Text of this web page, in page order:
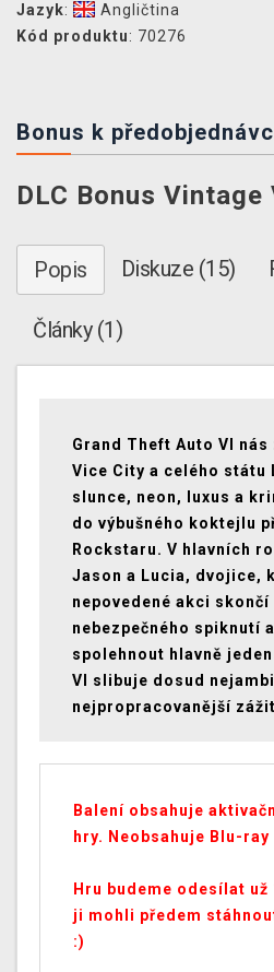
Jazyk:
Angličtina
Kód produktu: 70276
Bonus k
DLC Bonus
Popis Diskuze (15)
Články (1)
Grand Theft Auto VI
Vice City a celého státu
slunce, neon, luxus a
do výbušného koktejlu
Rockstaru. V hlavních
Jason a Lucia, dvojice,
nepovedené akci
nebezpečného spiknutí
spolehnout hlavně
VI slibuje dosud
nejpropracovanější
Balení obsahuje
hry. Neobsahuje Blu-
Hru budeme odesílat už
ji mohli předem
:)